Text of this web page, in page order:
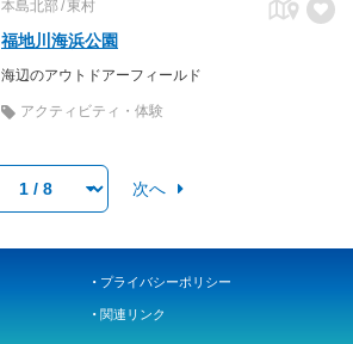
本島北部 東村
福地川海浜公園
海辺のアウトドアーフィールド
アクティビティ・体験
次へ
プライバシーポリシー
関連リンク